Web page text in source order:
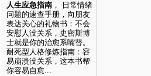
人生应急指南 ， 日常情绪
问题的速查手册，向朋友
表达关心的礼物书：不会
安慰人没关系，史密斯博
士就是你的治愈系嘴替。
耐死型人格修炼指南：容
易崩溃没关系，这本书帮
你容易自愈...